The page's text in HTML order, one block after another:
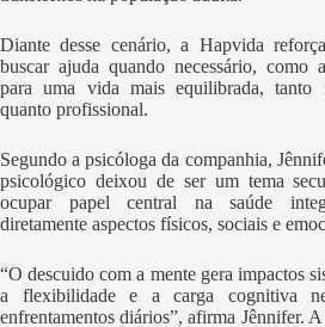
Diante desse cenário, a Hapvida
buscar ajuda quando necessário, como
para uma vida mais equilibrada, tanto
quanto profissional.
Segundo a psicóloga da companhia,
psicológico deixou de ser um tema
ocupar papel central na saúde
diretamente aspectos físicos, sociais e
“O descuido com a mente gera impactos
a flexibilidade e a carga cognitiva
enfrentamentos diários”, afirma Jênnifer. A